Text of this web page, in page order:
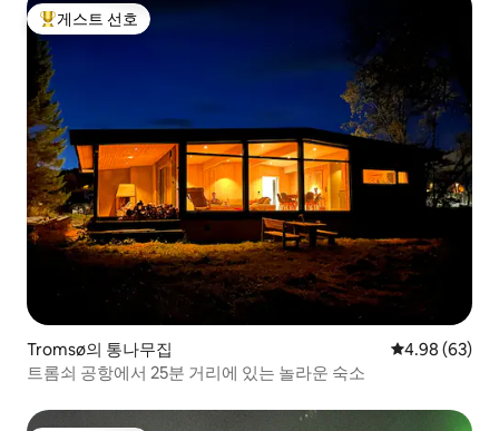
상위 게스트 선호
게스트 선호
Tromsø의 통나무집 평점 4.98점(5
4.98 (63)
트롬쇠 공항에서 25분 거리에 있는 놀라운 숙소